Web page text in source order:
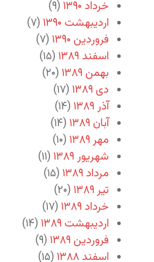
خرداد ۱۳۹۰
(۹)
اردیبهشت ۱۳۹۰
(۷)
فروردین ۱۳۹۰
(۷)
اسفند ۱۳۸۹
(۱۵)
بهمن ۱۳۸۹
(۲۰)
دی ۱۳۸۹
(۱۷)
آذر ۱۳۸۹
(۱۴)
آبان ۱۳۸۹
(۱۴)
مهر ۱۳۸۹
(۱۰)
شهریور ۱۳۸۹
(۱۱)
مرداد ۱۳۸۹
(۱۵)
تیر ۱۳۸۹
(۲۰)
خرداد ۱۳۸۹
(۱۷)
اردیبهشت ۱۳۸۹
(۱۴)
فروردین ۱۳۸۹
(۹)
اسفند ۱۳۸۸
(۱۵)